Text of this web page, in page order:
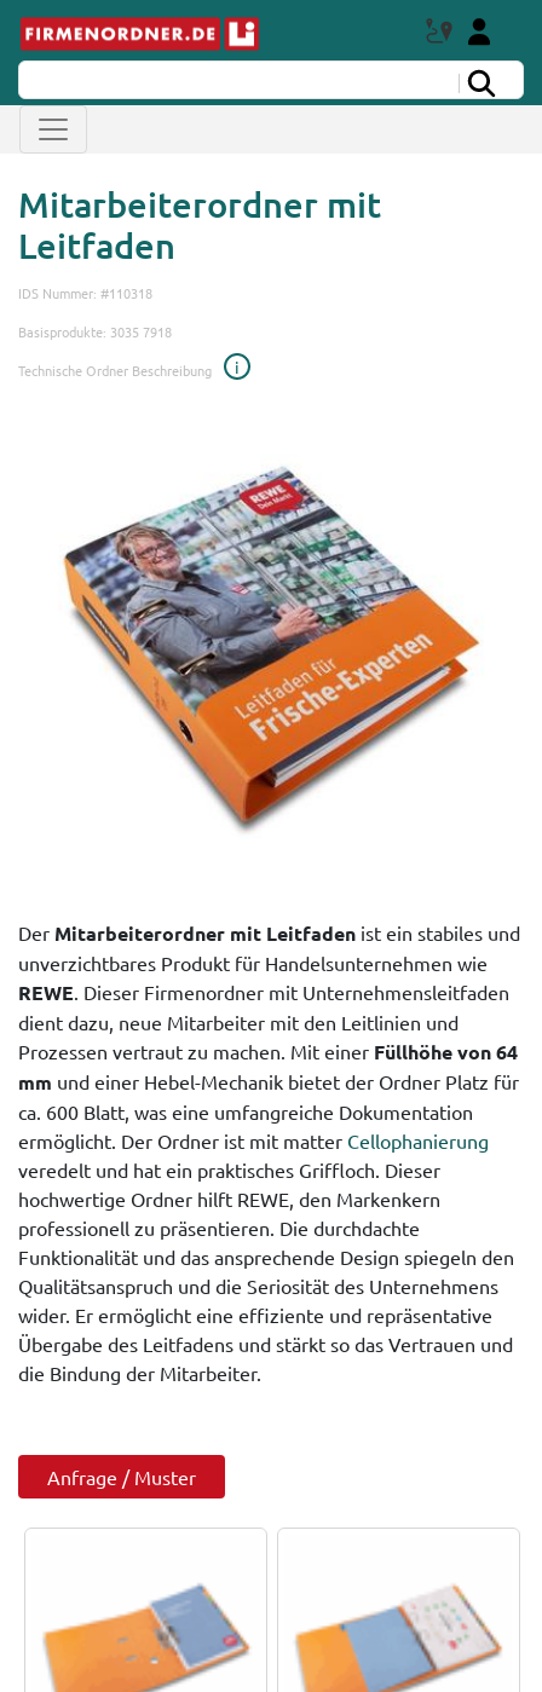
Mitarbeiterordner mit
Leitfaden
IDS Nummer: #110318
Basisprodukte: 3035 7918
Technische Ordner Beschreibung
i
Der Mitarbeiterordner mit Leitfaden ist ein stabiles und
unverzichtbares Produkt für Handelsunternehmen wie
REWE . Dieser Firmenordner mit Unternehmensleitfaden
dient dazu, neue Mitarbeiter mit den Leitlinien und
Prozessen vertraut zu machen. Mit einer Füllhöhe von 64
mm und einer Hebel-Mechanik bietet der Ordner Platz für
ca. 600 Blatt, was eine umfangreiche Dokumentation
ermöglicht. Der Ordner ist mit matter Cellophanierung
veredelt und hat ein praktisches Griffloch. Dieser
hochwertige Ordner hilft REWE, den Markenkern
professionell zu präsentieren. Die durchdachte
Funktionalität und das ansprechende Design spiegeln den
Qualitätsanspruch und die Seriosität des Unternehmens
wider. Er ermöglicht eine effiziente und repräsentative
Übergabe des Leitfadens und stärkt so das Vertrauen und
die Bindung der Mitarbeiter.
Anfrage / Muster